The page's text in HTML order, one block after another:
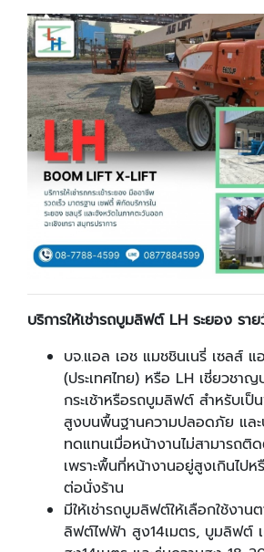
บริการให้เช่ารถบูมลิฟต์LH ระยอง รา
บจ.แอล เอช แมชชินเนรี่ เซลส์ แ
(ประเทศไทย) หรือ LH เชี่ยวชาญ
กระเช้าหรือรถบูมลิฟต์ สำหรับเป็
สูงบนพื้นฐานความปลอดภัย และ
ทดแทนเมื่อหน้างานไม่สามารถติ
เพราะพื้นที่หน้างานอยู่สูงเกินไปห
ต่อนั่งร้าน
มีให้เช่ารถบูมลิฟต์ให้เลือกใช้งาน
ลิฟต์ไฟฟ้า สูง14เมตร, บูมลิฟต์